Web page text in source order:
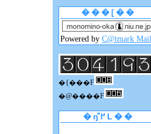
���[��
Powered by C@tmark Mail
�{���F
�@����F
�ŋ߂̋L��